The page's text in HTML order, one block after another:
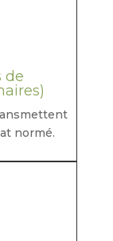
de
normé.